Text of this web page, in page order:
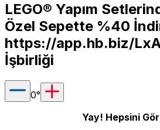
LEGO® Yapım
Özel Sepette %40
https://app.hb.biz/
İşbirliği
0°
Yay! Hepsini